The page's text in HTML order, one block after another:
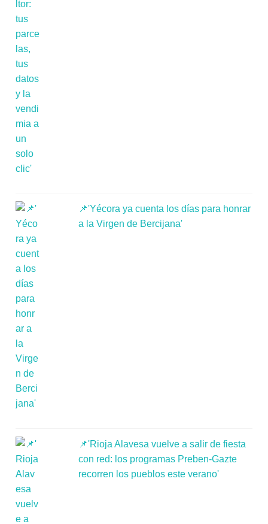
📌'Yécora ya cuenta los días para honrar
a la Virgen de Bercijana'
📌'Rioja Alavesa vuelve a salir de fiesta
con red: los programas Preben-Gazte
recorren los pueblos este verano'